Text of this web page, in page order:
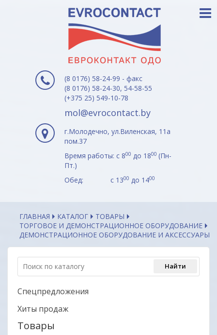
(8 0176) 58-24-99 - факс
(8 0176) 58-24-30, 54-58-55
(+375 25) 549-10-78
mol@evrocontact.by
г.Молодечно, ул.Виленская, 11а
пом.37
Время работы: с 800 до 1800 (Пн-
Пт.)
Обед: с 1300 до 1400
ГЛАВНАЯ КАТАЛОГ
ТОВАРЫ
ТОРГОВОЕ И ДЕМОНСТРАЦИОННОЕ ОБОРУДОВАНИЕ
ДЕМОНСТРАЦИОННОЕ ОБОРУДОВАНИЕ И АКСЕССУАРЫ
Спецпредложения
Хиты продаж
Товары